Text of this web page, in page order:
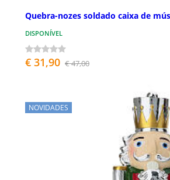
Quebra-nozes soldado caixa de
DISPONÍVEL
€ 31,90 € 47,00
NOVIDADES